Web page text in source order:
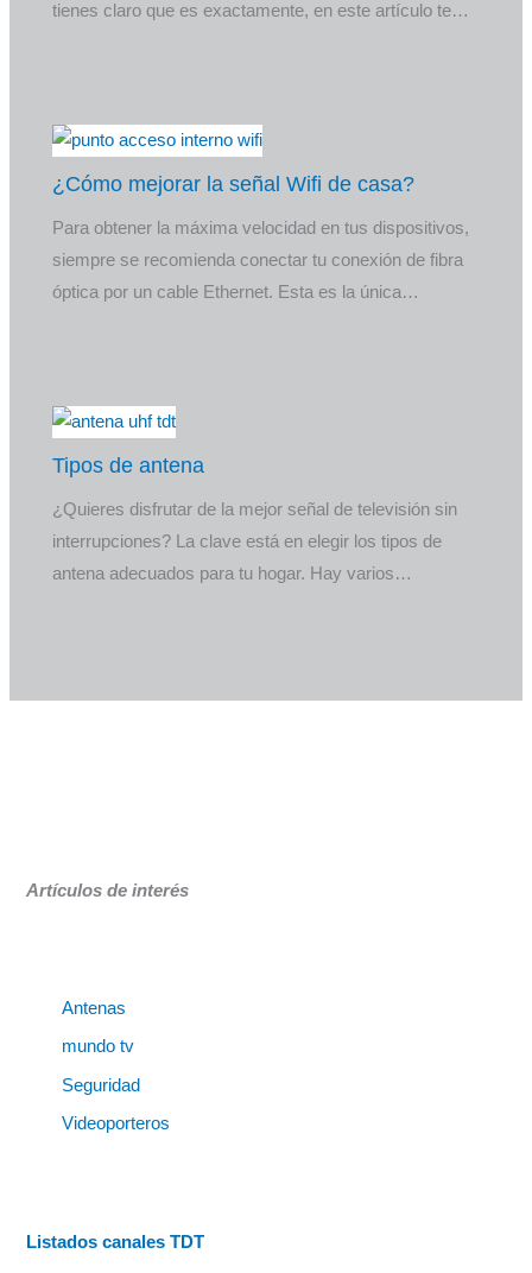
tienes claro que es exactamente, en este artículo te…
¿Cómo mejorar la señal Wifi de casa?
Para obtener la máxima velocidad en tus dispositivos,
siempre se recomienda conectar tu conexión de fibra
óptica por un cable Ethernet. Esta es la única…
Tipos de antena
¿Quieres disfrutar de la mejor señal de televisión sin
interrupciones? La clave está en elegir los tipos de
antena adecuados para tu hogar. Hay varios…
Artículos de interés
Antenas
mundo tv
Seguridad
Videoporteros
Listados canales TDT